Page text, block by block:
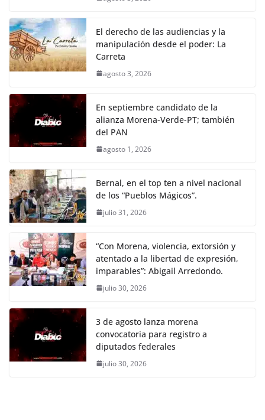
El derecho de las audiencias y la
manipulación desde el poder: La
Carreta
agosto 3, 2026
En septiembre candidato de la
alianza Morena-Verde-PT; también
del PAN
agosto 1, 2026
Bernal, en el top ten a nivel nacional
de los “Pueblos Mágicos”.
julio 31, 2026
“Con Morena, violencia, extorsión y
atentado a la libertad de expresión,
imparables”: Abigail Arredondo.
julio 30, 2026
3 de agosto lanza morena
convocatoria para registro a
diputados federales
julio 30, 2026